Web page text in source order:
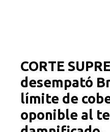
CORTE
desempató
límite de
oponible al